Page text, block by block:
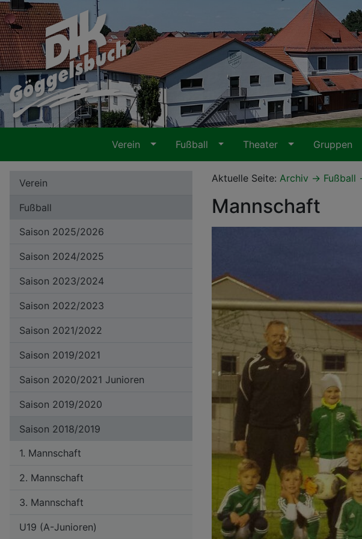
Verein Fußball Theater Gruppen
Aktuelle Seite: Archiv Fußball
Mannschaft
Verein
Fußball
Saison 2025/2026
Saison 2024/2025
Saison 2023/2024
Saison 2022/2023
Saison 2021/2022
Saison 2019/2021
Saison 2020/2021 Junioren
Saison 2019/2020
Saison 2018/2019
1. Mannschaft
2. Mannschaft
3. Mannschaft
U19 (A-Junioren)